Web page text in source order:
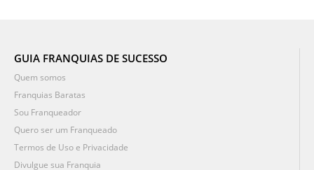
GUIA FRANQUIAS DE SUCESSO
Quem somos
Franquias Baratas
Sou Franqueador
Quero ser um Franqueado
Termos de Uso e Privacidade
Divulgue sua Franquia